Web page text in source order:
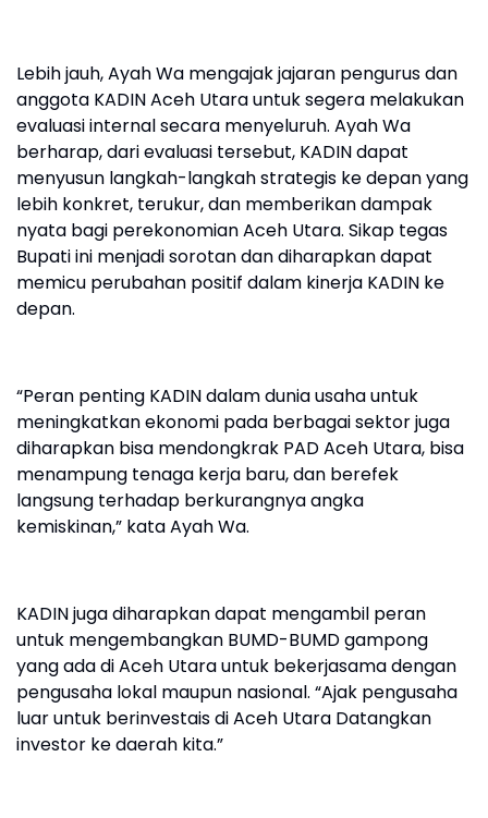
Lebih jauh, Ayah Wa mengajak jajaran pengurus dan
anggota KADIN Aceh Utara untuk segera melakukan
evaluasi internal secara menyeluruh. Ayah Wa
berharap, dari evaluasi tersebut, KADIN dapat
menyusun langkah-langkah strategis ke depan yang
lebih konkret, terukur, dan memberikan dampak
nyata bagi perekonomian Aceh Utara. Sikap tegas
Bupati ini menjadi sorotan dan diharapkan dapat
memicu perubahan positif dalam kinerja KADIN ke
depan.
“Peran penting KADIN dalam dunia usaha untuk
meningkatkan ekonomi pada berbagai sektor juga
diharapkan bisa mendongkrak PAD Aceh Utara, bisa
menampung tenaga kerja baru, dan berefek
langsung terhadap berkurangnya angka
kemiskinan,” kata Ayah Wa.
KADIN juga diharapkan dapat mengambil peran
untuk mengembangkan BUMD-BUMD gampong
yang ada di Aceh Utara untuk bekerjasama dengan
pengusaha lokal maupun nasional. “Ajak pengusaha
luar untuk berinvestais di Aceh Utara Datangkan
investor ke daerah kita.”